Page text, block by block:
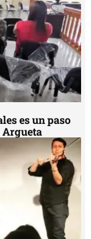
es un paso